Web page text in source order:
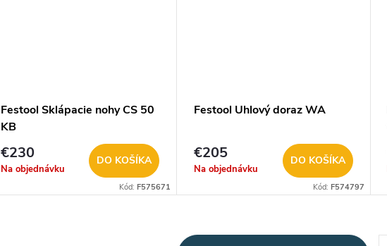
Festool Sklápacie nohy CS 50
KB
€230
Na objednávku
DO KOŠÍKA
Kód:F575671
Festool Uhlový doraz WA
€205
Na objednávku
DO KOŠÍKA
Kód: F574797